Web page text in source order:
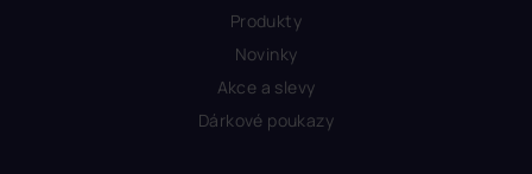
Produkty
Novinky
Akce a slevy
Dárkové poukazy